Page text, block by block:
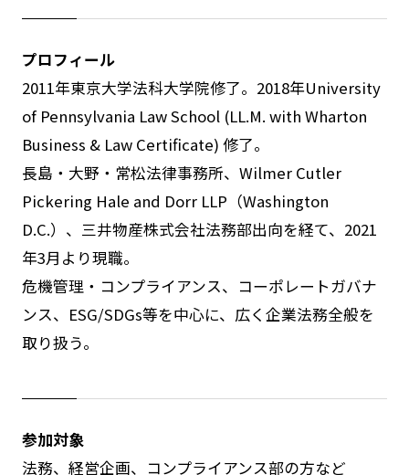
プロフィール
2011年東京大学法科大学院修了。2018年University
of Pennsylvania Law School (LL.M. with Wharton
Business & Law Certificate) 修了。
長島・大野・常松法律事務所、Wilmer Cutler
Pickering Hale and Dorr LLP（Washington
D.C.）、三井物産株式会社法務部出向を経て、2021
年3月より現職。
危機管理・コンプライアンス、コーポレートガバナ
ンス、ESG/SDGs等を中心に、広く企業法務全般を
取り扱う。
参加対象
法務、経営企画、コンプライアンス部の方など